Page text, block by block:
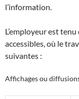
l’information.
L’employeur est
accessibles, où le
suivantes :
Affichages ou